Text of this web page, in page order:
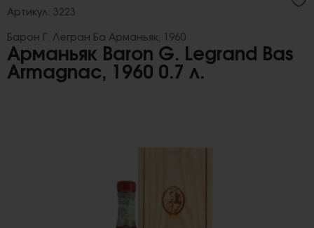
Арманьяк Baron G. Legrand Bas
Armagnac, 1960 0.7 л.
Барон Г. Легран Ба Арманьяк, 1960
Артикул: 3223